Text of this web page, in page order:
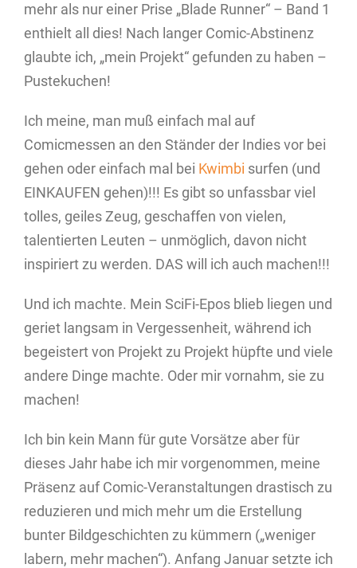
mehr als nur einer Prise „Blade Runner“ – Band 1
enthielt all dies! Nach langer Comic-Abstinenz
glaubte ich, „mein Projekt“ gefunden zu haben –
Pustekuchen!
Ich meine, man muß einfach mal auf
Comicmessen an den Ständer der Indies vor bei
gehen oder einfach mal bei Kwimbi surfen (und
EINKAUFEN gehen)!!! Es gibt so unfassbar viel
tolles, geiles Zeug, geschaffen von vielen,
talentierten Leuten – unmöglich, davon nicht
inspiriert zu werden. DAS will ich auch machen!!!
Und ich machte. Mein SciFi-Epos blieb liegen und
geriet langsam in Vergessenheit, während ich
begeistert von Projekt zu Projekt hüpfte und viele
andere Dinge machte. Oder mir vornahm, sie zu
machen!
Ich bin kein Mann für gute Vorsätze aber für
dieses Jahr habe ich mir vorgenommen, meine
Präsenz auf Comic-Veranstaltungen drastisch zu
reduzieren und mich mehr um die Erstellung
bunter Bildgeschichten zu kümmern („weniger
labern, mehr machen“). Anfang Januar setzte ich